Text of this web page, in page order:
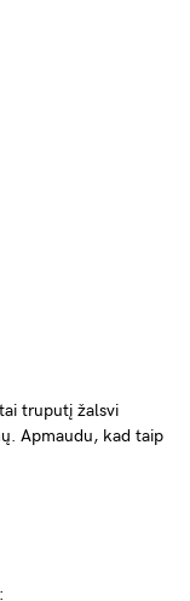
truputį žalsvi
Apmaudu, kad taip